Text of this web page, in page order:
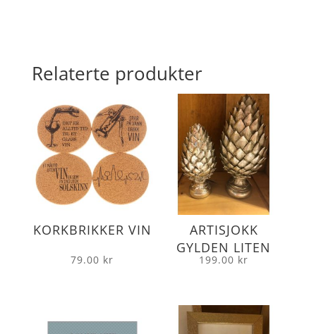
Relaterte produkter
KORKBRIKKER VIN
79.00 kr
ARTISJOKK
GYLDEN LITEN
199.00 kr